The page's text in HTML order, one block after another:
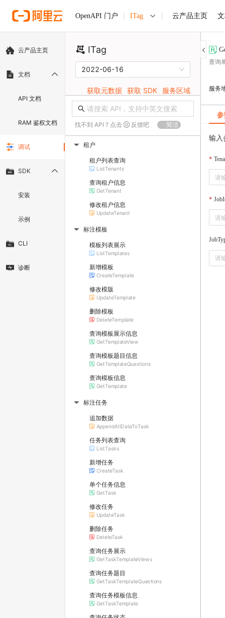
OpenAPI 门户 ITag 云产品主页
云产品主页
文档
API 文档
RAM 鉴权文档
调试
SDK
安装
示例
CLI
诊断
ITag
2022-06-16
获取元数据 获取 SDK 服务区域
找不到 API ? 点击 反馈吧 简洁
▶ 租户
租户列表查询
ListTenants
查询租户信息
GetTenant
修改租户信息
UpdateTenant
▶ 标注模板
模板列表展示
ListTemplates
新增模板
CreateTemplate
修改模版
UpdateTemplate
删除模板
DeleteTemplate
查询模板展示信息
GetTemplateView
查询模板题目信息
GetTemplateQuestions
查询模板信息
GetTemplate
▶ 标注任务
追加数据
AppendAllDataToTask
任务列表查询
ListTasks
新增任务
CreateTask
单个任务信息
GetTask
修改任务
UpdateTask
删除任务
DeleteTask
查询任务展示
GetTaskTemplateViews
查询任务题目
GetTaskTemplateQuestions
查询任务模板信息
GetTaskTemplate
查询
服务
输入